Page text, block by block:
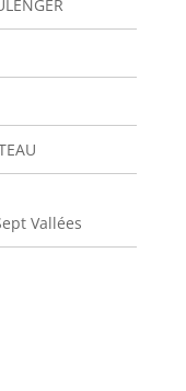
Vallées